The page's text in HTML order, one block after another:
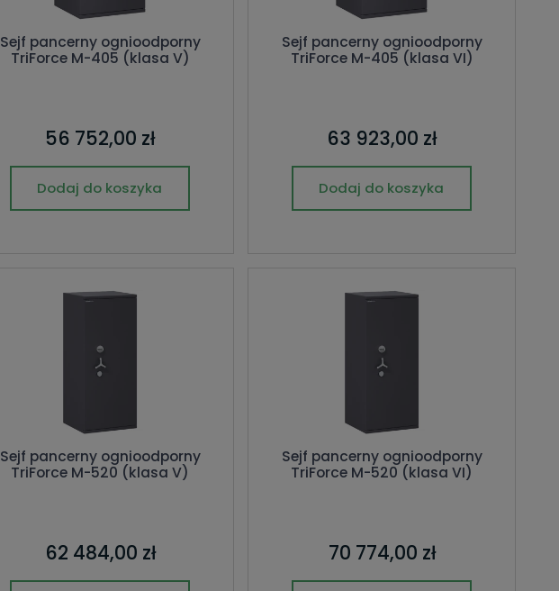
Sejf pancerny ognioodporny
TriForce M-405 (klasa V)
56 752,00 zł
Dodaj do koszyka
Sejf pancerny ognioodporny
TriForce M-405 (klasa VI)
63 923,00 zł
Dodaj do koszyka
Sejf pancerny ognioodporny
TriForce M-520 (klasa V)
62 484,00 zł
Sejf pancerny ognioodporny
TriForce M-520 (klasa VI)
70 774,00 zł